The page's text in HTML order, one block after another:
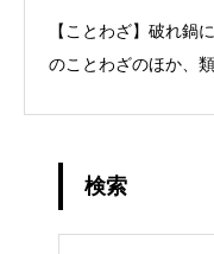
【ことわざ】破れ鍋
のことわざのほか、
検索